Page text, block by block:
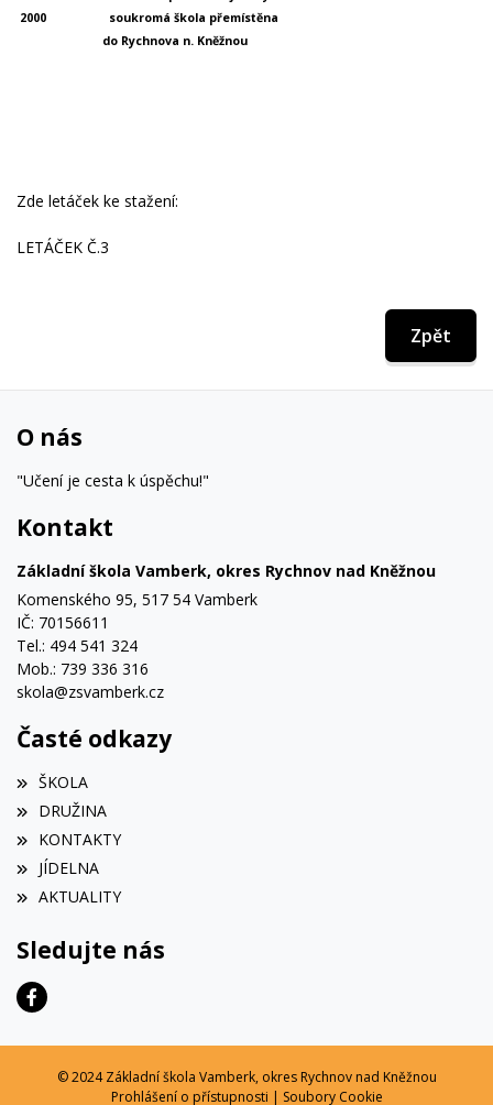
2000
soukromá škola přemístěna
do Rychnova n. Kněžnou
Zde letáček ke stažení:
LETÁČEK Č.3
Zpět
O nás
"Učení je cesta k úspěchu!"
Kontakt
Základní škola Vamberk, okres Rychnov nad Kněžnou
Komenského 95, 517 54 Vamberk
IČ: 70156611
Tel.: 494 541 324
Mob.: 739 336 316
skola@zsvamberk.cz
Časté odkazy
ŠKOLA
DRUŽINA
KONTAKTY
JÍDELNA
AKTUALITY
Sledujte nás
© 2024 Základní škola Vamberk, okres Rychnov nad Kněžnou
Prohlášení o přístupnosti | Soubory Cookie